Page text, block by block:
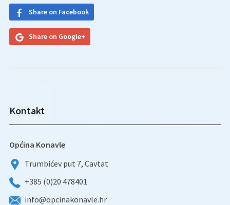
Share on Facebook
Share on Google+
Kontakt
Općina Konavle
Trumbićev put 7, Cavtat
+385 (0)20 478401
info@opcinakonavle.hr